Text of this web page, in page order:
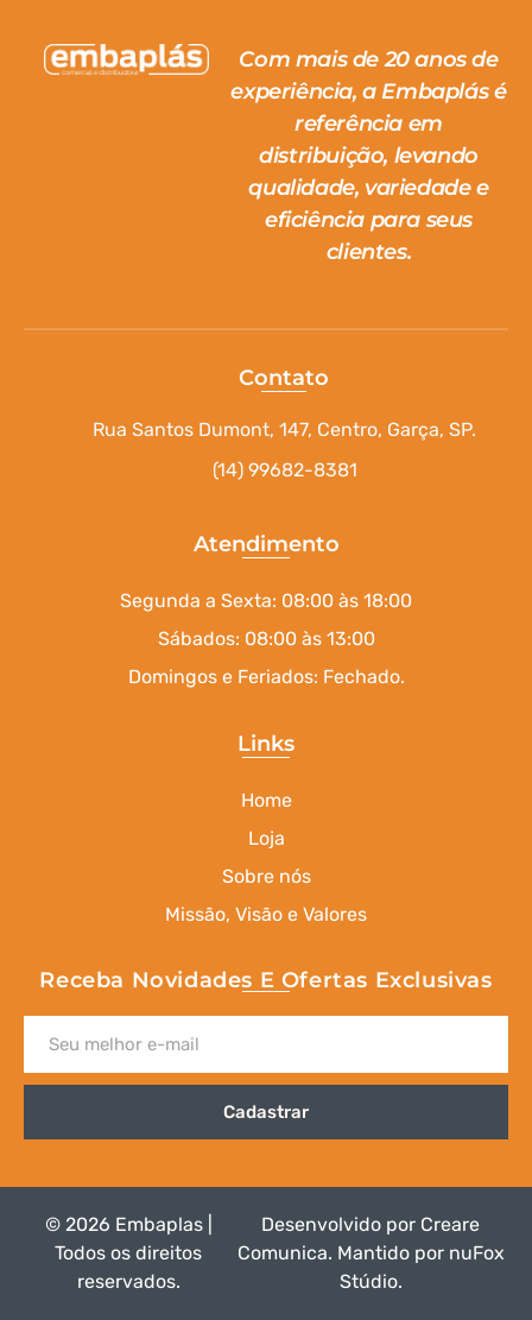
Com mais de 20 anos de
experiência, a Embaplás é
referência em
distribuição, levando
qualidade, variedade e
eficiência para seus
clientes.
Contato
Rua Santos Dumont, 147, Centro, Garça, SP.
(14) 99682-8381
Atendimento
Segunda a Sexta: 08:00 às 18:00
Sábados: 08:00 às 13:00
Domingos e Feriados: Fechado.
Links
Home
Loja
Sobre nós
Missão, Visão e Valores
Receba Novidades E Ofertas Exclusivas
Cadastrar
© 2026 Embaplas |
Todos os direitos
reservados.
Desenvolvido por Creare
Comunica. Mantido por nuFox
Stúdio.